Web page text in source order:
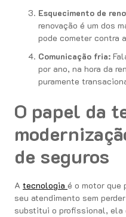
Esquecimento de
renovação é um dos
pode cometer contra
Comunicação fria:
por ano, na hora da
puramente
O papel da
de seguros
A tecnologia é o motor que
seu atendimento sem
substitui o profissional, ela